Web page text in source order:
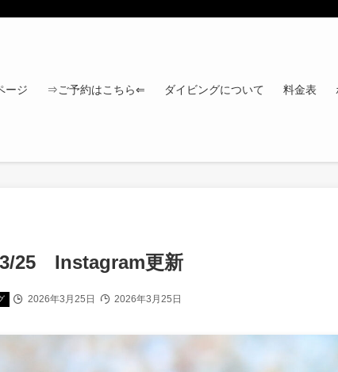
ージ ⇒ご予約はこちら⇐ ダイビングについて 料金表
3/25 Instagram更新
2026年3月25日 2026年3月25日